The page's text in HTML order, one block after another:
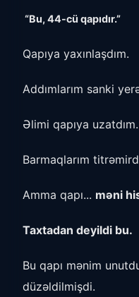
“Bu, 44-cü qapıdır.”
Qapıya yaxınlaşdım.
Addımlarım sanki
Əlimi qapıya uzatdım.
Barmaqlarım
Amma qapı... məni
Taxtadan deyildi bu.
Bu qapı mənim
düzəldilmişdi.